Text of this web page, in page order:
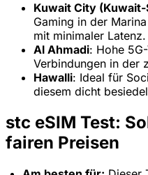
Kuwait City (Kuwait-
Gaming in der
mit minimaler Latenz.
Al Ahmadi: Hohe
Verbindungen in der
Hawalli: Ideal für
diesem dicht
stc eSIM Test:
fairen Preisen